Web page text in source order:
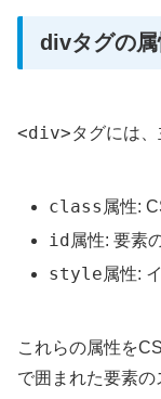
divタグの
<div>タグには
class 属性:
id 属性: 要素
style属性:
これらの属性を
で囲まれた要素の